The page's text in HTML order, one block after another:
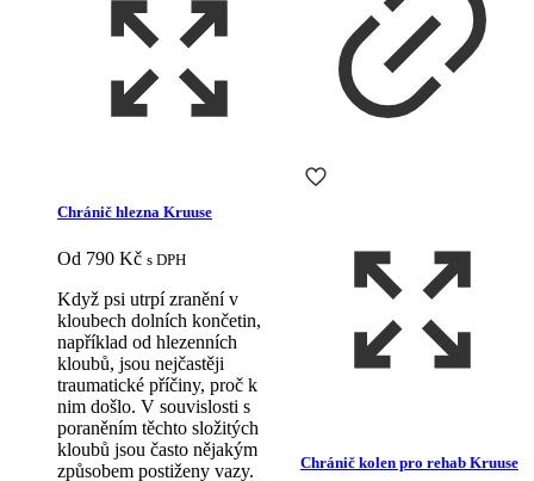
Chránič hlezna Kruuse
Od 790 Kč s DPH
Když psi utrpí zranění v
kloubech dolních končetin,
například od hlezenních
kloubů, jsou nejčastěji
traumatické příčiny, proč k
nim došlo. V souvislosti s
poraněním těchto složitých
kloubů jsou často nějakým
způsobem postiženy vazy.
Chránič kolen pro rehab Kruuse